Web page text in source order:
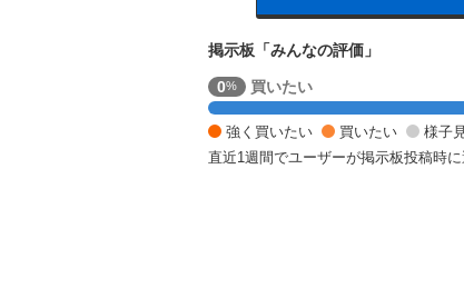
掲示板「みんなの評価」
強
く
売
り
0% 買いたい
強く買いたい 買いたい 様子見
直近1週間でユーザーが掲示板投稿時